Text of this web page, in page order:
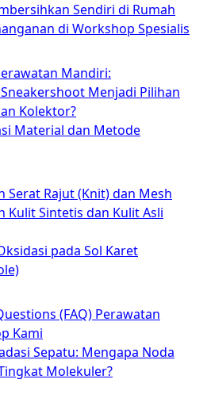
Sendiri di Rumah
di Workshop Spesialis
Mandiri:
Menjadi Pilihan
Kolektor?
Material dan Metode
Serat Rajut (Knit) dan Mesh
Kulit Sintetis dan Kulit Asli
pada Sol Karet
(FAQ) Perawatan
Kami
Sepatu: Mengapa Noda
Molekuler?